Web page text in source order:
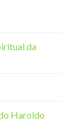
da
Haroldo